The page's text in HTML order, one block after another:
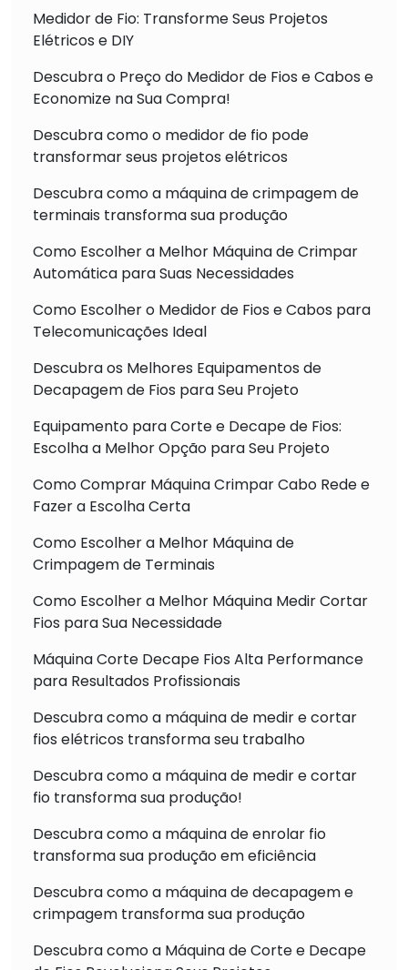
Medidor de Fio: Transforme Seus Projetos
Elétricos e DIY
Descubra o Preço do Medidor de Fios e Cabos e
Economize na Sua Compra!
Descubra como o medidor de fio pode
transformar seus projetos elétricos
Descubra como a máquina de crimpagem de
terminais transforma sua produção
Como Escolher a Melhor Máquina de Crimpar
Automática para Suas Necessidades
Como Escolher o Medidor de Fios e Cabos para
Telecomunicações Ideal
Descubra os Melhores Equipamentos de
Decapagem de Fios para Seu Projeto
Equipamento para Corte e Decape de Fios:
Escolha a Melhor Opção para Seu Projeto
Como Comprar Máquina Crimpar Cabo Rede e
Fazer a Escolha Certa
Como Escolher a Melhor Máquina de
Crimpagem de Terminais
Como Escolher a Melhor Máquina Medir Cortar
Fios para Sua Necessidade
Máquina Corte Decape Fios Alta Performance
para Resultados Profissionais
Descubra como a máquina de medir e cortar
fios elétricos transforma seu trabalho
Descubra como a máquina de medir e cortar
fio transforma sua produção!
Descubra como a máquina de enrolar fio
transforma sua produção em eficiência
Descubra como a máquina de decapagem e
crimpagem transforma sua produção
Descubra como a Máquina de Corte e Decape